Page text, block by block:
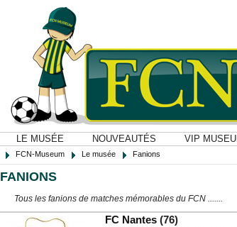
LE MUSÉE NOUVEAUTÉS VIP
FCN-Museum Le musée Fanions
FANIONS
Tous les fanions de matches mémorables du FCN .......
FC Nantes (76)